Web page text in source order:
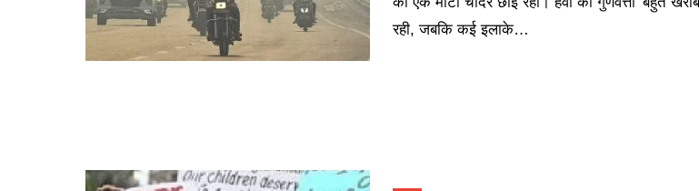
रही, जबकि कई इलाके…